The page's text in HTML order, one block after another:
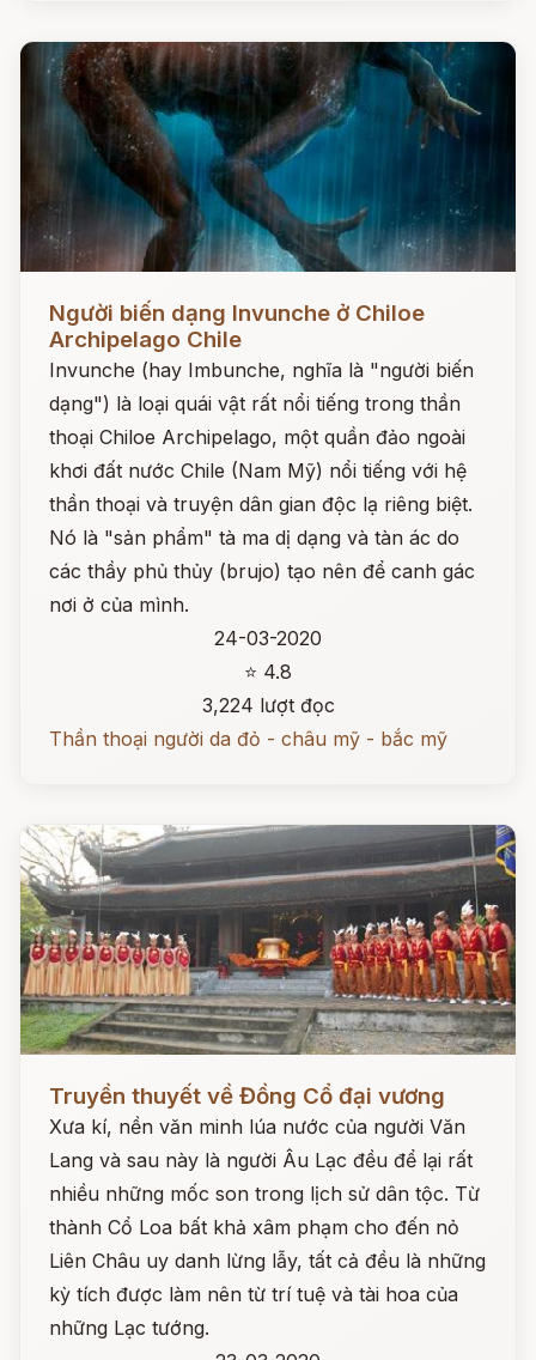
Người biến dạng Invunche ở Chiloe
Archipelago Chile
Invunche (hay Imbunche, nghĩa là "người biến
dạng") là loại quái vật rất nổi tiếng trong thần
thoại Chiloe Archipelago, một quần đảo ngoài
khơi đất nước Chile (Nam Mỹ) nổi tiếng với hệ
thần thoại và truyện dân gian độc lạ riêng biệt.
Nó là "sản phẩm" tà ma dị dạng và tàn ác do
các thầy phủ thủy (brujo) tạo nên để canh gác
nơi ở của mình.
24-03-2020
⭐ 4.8
3,224 lượt đọc
Thần thoại người da đỏ - châu mỹ - bắc mỹ
Đọc ngay
Truyền thuyết về Đồng Cổ đại vương
Xưa kí, nền văn minh lúa nước của người Văn
Lang và sau này là người Âu Lạc đều để lại rất
nhiều những mốc son trong lịch sử dân tộc. Từ
thành Cổ Loa bất khả xâm phạm cho đến nỏ
Liên Châu uy danh lừng lẫy, tất cả đều là những
kỳ tích được làm nên từ trí tuệ và tài hoa của
những Lạc tướng.